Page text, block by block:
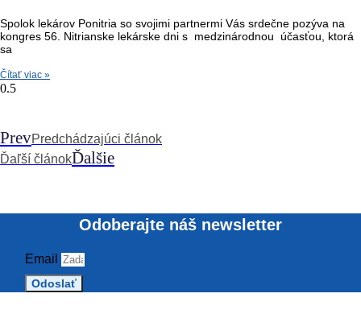
Spolok lekárov Ponitria so svojimi partnermi Vás srdečne pozýva na
kongres 56. Nitrianske lekárske dni s medzinárodnou účasťou, ktorá
sa
Čítať viac »
PrevPredchádzajúci článok
Ďaľší článokĎalšie
Odoberajte náš newsletter
Email
Odoslať